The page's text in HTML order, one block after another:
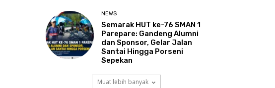
NEWS
Semarak HUT ke-76 SMAN 1
Parepare: Gandeng Alumni
dan Sponsor, Gelar Jalan
Santai Hingga Porseni
Sepekan
Muat lebih banyak